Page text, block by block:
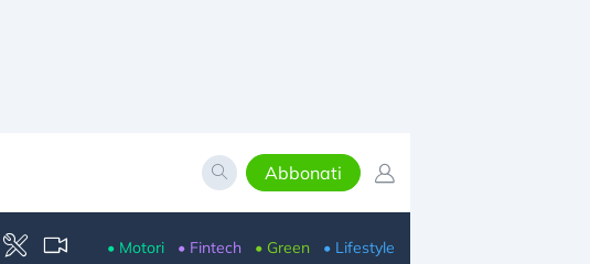
Abbonati
• Motori • Fintech • Green • Lifestyle